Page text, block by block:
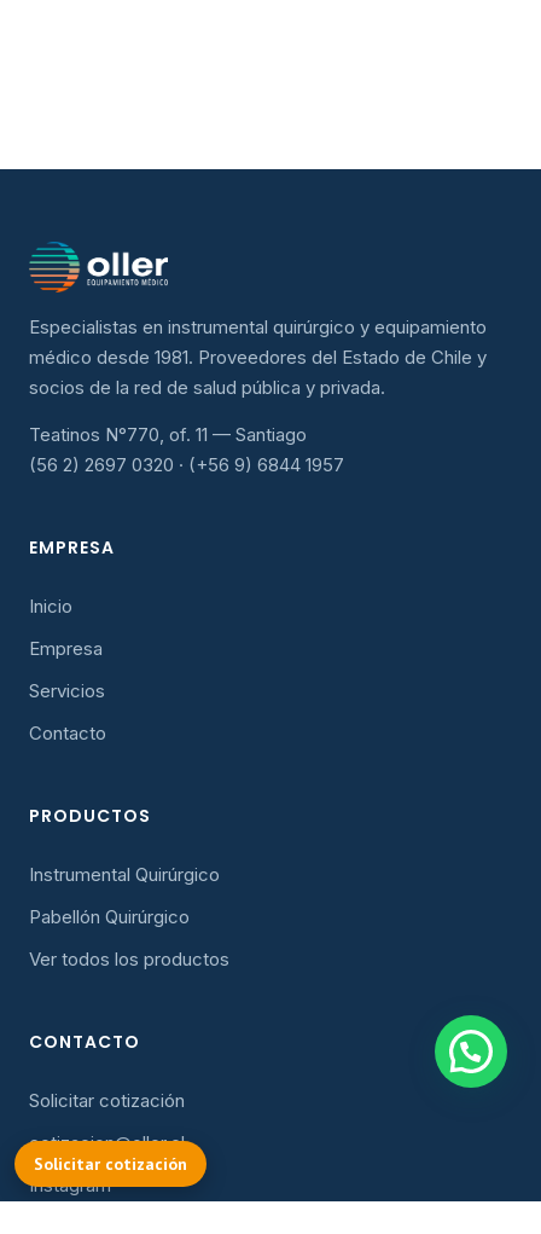
Especialistas en instrumental quirúrgico y equipamiento
médico desde 1981. Proveedores del Estado de Chile y
socios de la red de salud pública y privada.
Teatinos N°770, of. 11 — Santiago
(56 2) 2697 0320 · (+56 9) 6844 1957
EMPRESA
Inicio
Empresa
Servicios
Contacto
PRODUCTOS
Instrumental Quirúrgico
Pabellón Quirúrgico
Ver todos los productos
CONTACTO
Solicitar cotización
cotizacion@oller.cl
Instagram
Solicitar cotización